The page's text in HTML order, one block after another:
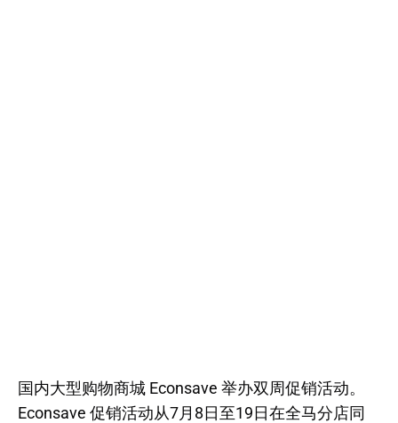
国内大型购物商城 Econsave 举办双周促销活动。
Econsave 促销活动从7月8日至19日在全马分店同